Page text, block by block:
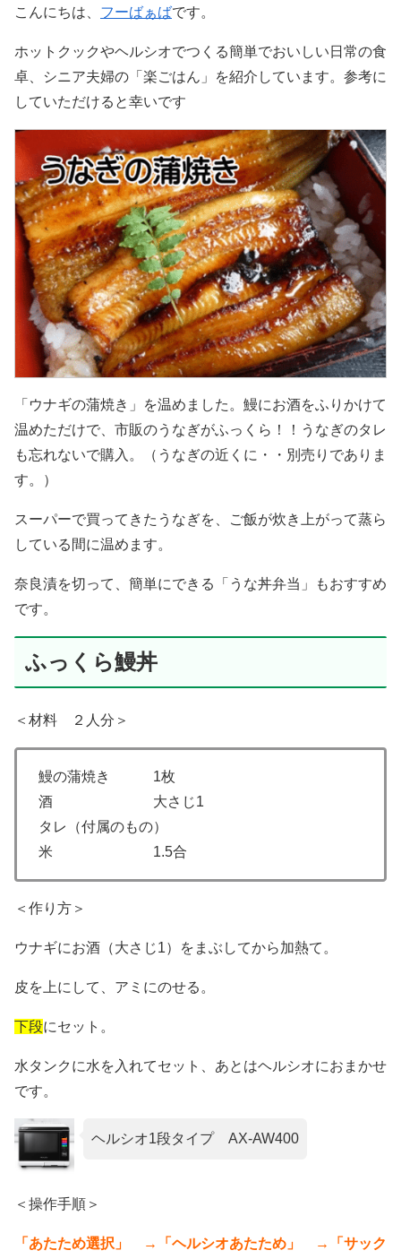
こんにちは、 フーばぁばです。
ホットクックやヘルシオでつくる簡単でおいしい日常の食
卓、シニア夫婦の「楽ごはん」を紹介しています。参考に
していただけると幸いです
「ウナギの蒲焼き」を温めました。鰻にお酒をふりかけて
温めただけで、市販のうなぎがふっくら！！うなぎのタレ
も忘れないで購入。（うなぎの近くに・・別売りでありま
す。）
スーパーで買ってきたうなぎを、ご飯が炊き上がって蒸ら
している間に温めます。
奈良漬を切って、簡単にできる「うな丼弁当」もおすすめ
です。
ふっくら鰻丼
＜材料 ２人分＞
鰻の蒲焼き 1枚
酒 大さじ1
タレ（付属のもの）
米 1.5合
＜作り方＞
ウナギにお酒（大さじ1）をまぶしてから加熱て。
皮を上にして、アミにのせる。
下段にセット。
水タンクに水を入れてセット、あとはヘルシオにおまかせ
です。
ヘルシオ1段タイプ AX-AW400
＜操作手順＞
「あたため選択」 →「ヘルシオあたため」 →「サック